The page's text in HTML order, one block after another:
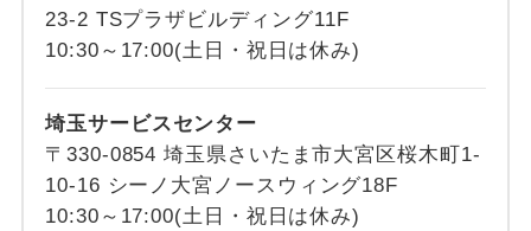
23-2 TSプラザビルディング11F
10:30～17:00(土日・祝日は休み)
埼玉サービスセンター
〒330-0854 埼玉県さいたま市大宮区桜木町1-
10-16 シーノ大宮ノースウィング18F
10:30～17:00(土日・祝日は休み)